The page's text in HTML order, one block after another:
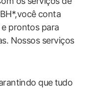
conta
prontos para
Nossos serviços
que ⁣tudo‌